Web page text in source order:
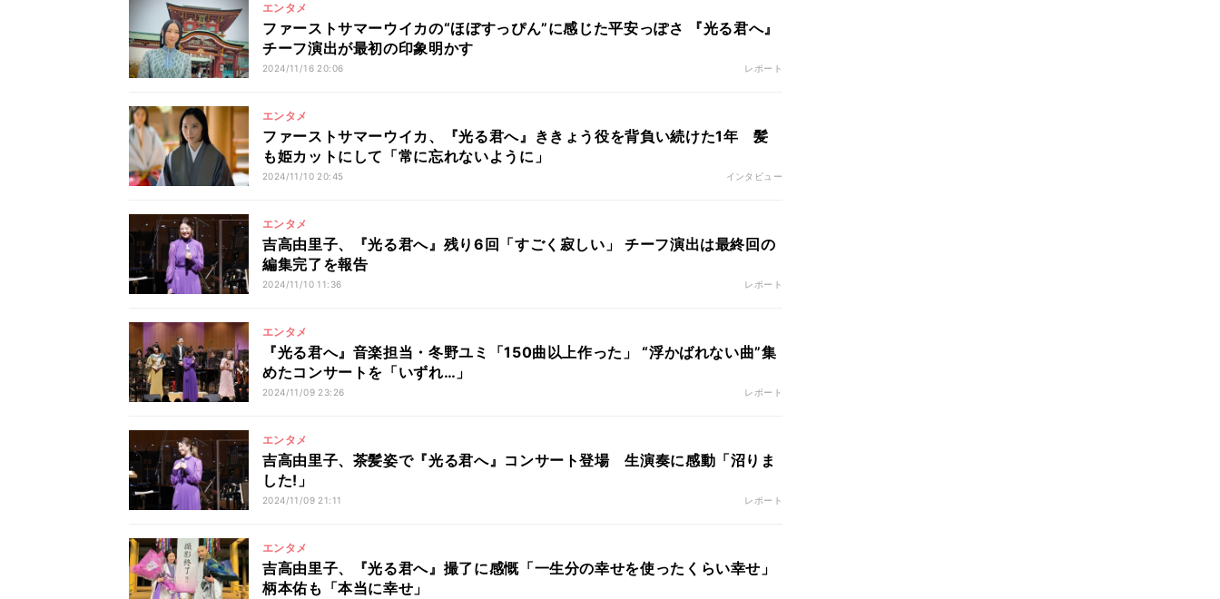
エンタメ
ファーストサマーウイカの“ほぼすっぴん”に感じた平安っぽさ 『光る君へ』
チーフ演出が最初の印象明かす
2024/11/16 20:06 レポート
エンタメ
ファーストサマーウイカ、『光る君へ』ききょう役を背負い続けた1年 髪
も姫カットにして「常に忘れないように」
2024/11/10 20:45 インタビュー
エンタメ
吉高由里子、『光る君へ』残り6回「すごく寂しい」 チーフ演出は最終回の
編集完了を報告
2024/11/10 11:36 レポート
エンタメ
『光る君へ』音楽担当・冬野ユミ「150曲以上作った」 “浮かばれない曲”集
めたコンサートを「いずれ…」
2024/11/09 23:26 レポート
エンタメ
吉高由里子、茶髪姿で『光る君へ』コンサート登場 生演奏に感動「沼りま
した!」
2024/11/09 21:11 レポート
エンタメ
吉高由里子、『光る君へ』撮了に感慨「一生分の幸せを使ったくらい幸せ」
柄本佑も「本当に幸せ」